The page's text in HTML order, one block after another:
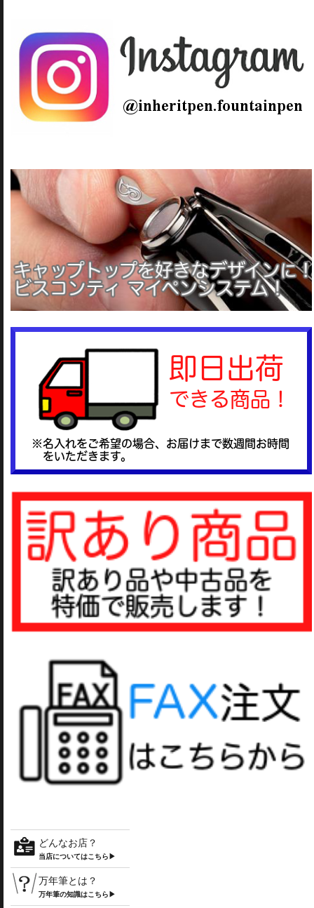
どんなお店？
当店についてはこちら▶
万年筆とは？
万年筆の知識はこちら▶